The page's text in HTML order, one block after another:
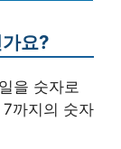
요?
을 숫자로
까지의 숫자